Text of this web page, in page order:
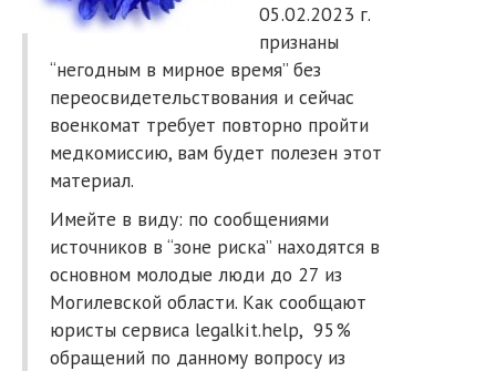
05.02.2023 г.
признаны
“негодным в мирное время” без
переосвидетельствования и сейчас
военкомат требует повторно пройти
медкомиссию, вам будет полезен этот
материал.
Имейте в виду: по сообщениями
источников в “зоне риска” находятся в
основном молодые люди до 27 из
Могилевской области. Как сообщают
юристы сервиса legalkit.help, 95%
обращений по данному вопросу из